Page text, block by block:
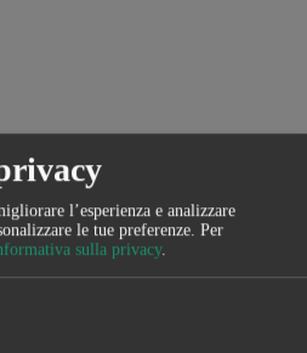
l’esperienza e analizzare
le tue preferenze. Per
sulla privacy.